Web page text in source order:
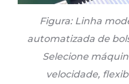
Figura: Linha
automatizada de
Selecione
velocidade,